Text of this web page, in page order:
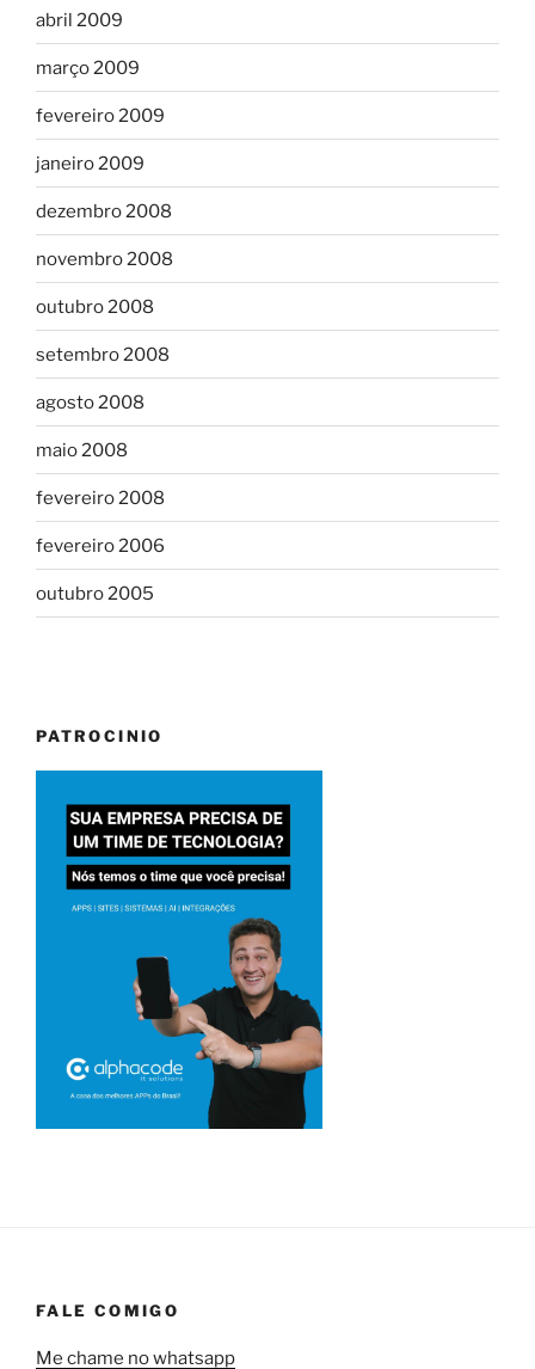
abril 2009
março 2009
fevereiro 2009
janeiro 2009
dezembro 2008
novembro 2008
outubro 2008
setembro 2008
agosto 2008
maio 2008
fevereiro 2008
fevereiro 2006
outubro 2005
PATROCINIO
FALE COMIGO
Me chame no whatsapp